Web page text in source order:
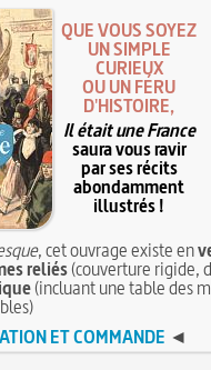
QUE VOUS SOYEZ
UN SIMPLE
CURIEUX
OU UN FÉRU
D'HISTOIRE,
Il était une France
saura vous ravir
par ses récits
abondamment
illustrés !
, cet ouvrage existe en
reliés(couverture rigide,
(incluant une table des
ET COMMANDE ◄